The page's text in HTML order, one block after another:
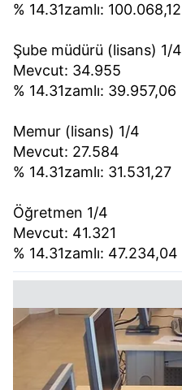
% 14.31zamlı: 100.068,12
Şube müdürü (lisans) 1/4
Mevcut: 34.955
% 14.31zamlı: 39.957,06
Memur (lisans) 1/4
Mevcut: 27.584
% 14.31zamlı: 31.531,27
Öğretmen 1/4
Mevcut: 41.321
% 14.31zamlı: 47.234,04